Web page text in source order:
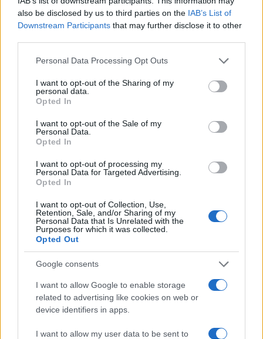
also be disclosed by us to third parties on the IAB’s List of
Downstream Participants that may further disclose it to other
Please note that this website/app uses one or more Google
not limited to your visit or usage behaviour. You may click to
grant or deny consent to Google and its third-party tags to
use your data for below specified purposes in below Google
consent section.
Personal Data Processing Opt Outs
I want to opt-out of the Sharing of my
personal data.
Opted In
I want to opt-out of the Sale of my
Personal Data.
Opted In
I want to opt-out of processing my
Personal Data for Targeted Advertising.
Opted In
I want to opt-out of Collection, Use,
Retention, Sale, and/or Sharing of my
Personal Data that Is Unrelated with the
Purposes for which it was collected.
Opted Out
Google consents
I want to allow Google to enable storage
related to advertising like cookies on web or
device identifiers in apps.
I want to allow my user data to be sent to
Petrolio in calo: Brent a 88.9 dollari, ribassi diffusi tra le
materie prime
Andrea Innocenti · 6 Ago 2026